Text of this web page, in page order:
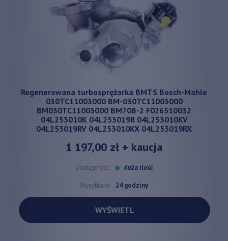
Regenerowana turbosprężarka BMTS Bosch-Mahle
030TC11003000 BM-030TC11003000
BM030TC11003000 BM70B-2 F026510032
04L253010K 04L253019R 04L253010KV
04L253019RV 04L253010KX 04L253019RX
1 197,00 zł + kaucja
Dostępność: duża ilość
Wysyłka w: 24 godziny
WYŚWIETL